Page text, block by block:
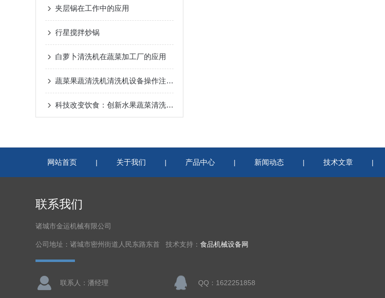
夹层锅在工作中的应用
行星搅拌炒锅
白萝卜清洗机在蔬菜加工厂的应用
蔬菜果蔬清洗机清洗机设备操作注意事项
科技改变饮食：创新水果蔬菜清洗机，轻松洗净农药残留，守护餐桌安全
网站首页 | 关于我们 | 产品中心 | 新闻动态 | 技术文章 |
联系我们
诸城市金运机械有限公司
公司地址：诸城市密州街道人民东路东首 技术支持： 食品机械设备网
联系人：潘经理 QQ：1622251858